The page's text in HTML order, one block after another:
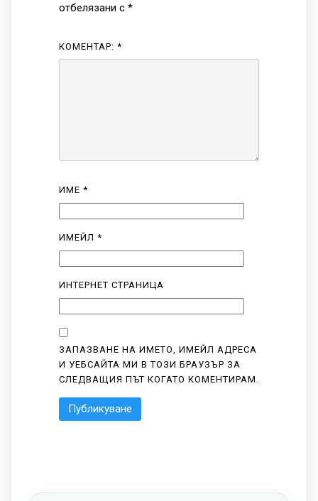
отбелязани с *
КОМЕНТАР: *
ИМЕ *
ИМЕЙЛ *
ИНТЕРНЕТ СТРАНИЦА
ЗАПАЗВАНЕ НА ИМЕТО, ИМЕЙЛ АДРЕСА
И УЕБСАЙТА МИ В ТОЗИ БРАУЗЪР ЗА
СЛЕДВАЩИЯ ПЪТ КОГАТО КОМЕНТИРАМ.